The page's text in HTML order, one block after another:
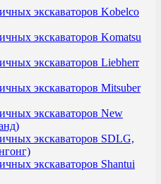
экскаваторов Kobelco
экскаваторов Komatsu
экскаваторов Liebherr
экскаваторов Mitsuber
экскаваторов New
экскаваторов SDLG,
экскаваторов Shantui